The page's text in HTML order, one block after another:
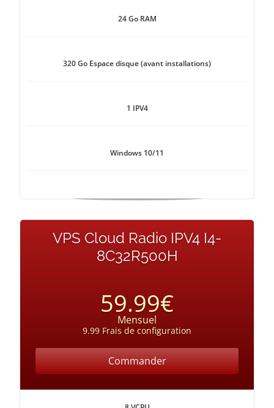
24 Go RAM
320 Go Espace disque (avant installations)
1 IPV4
Windows 10/11
VPS Cloud Radio IPV4 I4-
8C32R500H
59.99€
Mensuel
9.99 Frais de configuration
Commander